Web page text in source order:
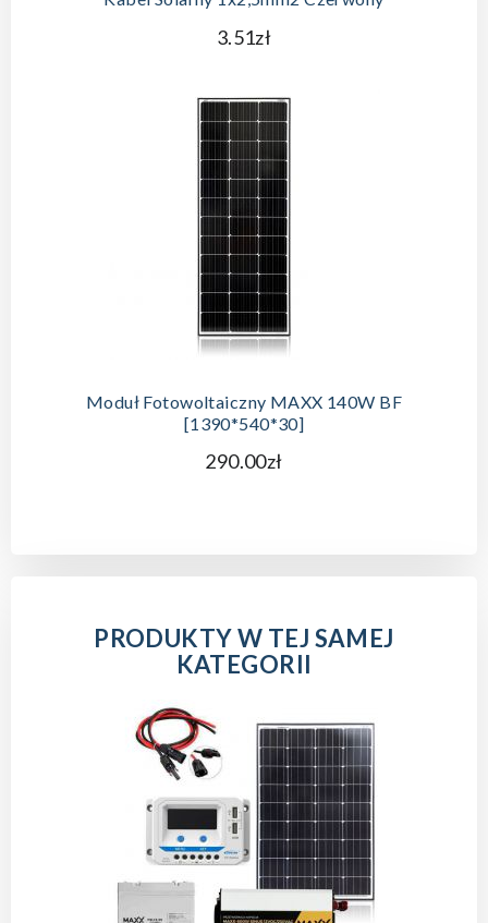
3.51zł
Moduł Fotowoltaiczny MAXX 140W BF
[1390*540*30]
290.00zł
PRODUKTY W TEJ SAMEJ
KATEGORII